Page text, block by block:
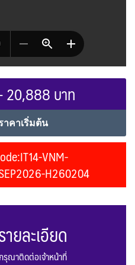
บาท
าคาเริ่มต้น
VNM-
H260204
ยละเอียด
รุณาติดต่อเจ้าหน้าที่